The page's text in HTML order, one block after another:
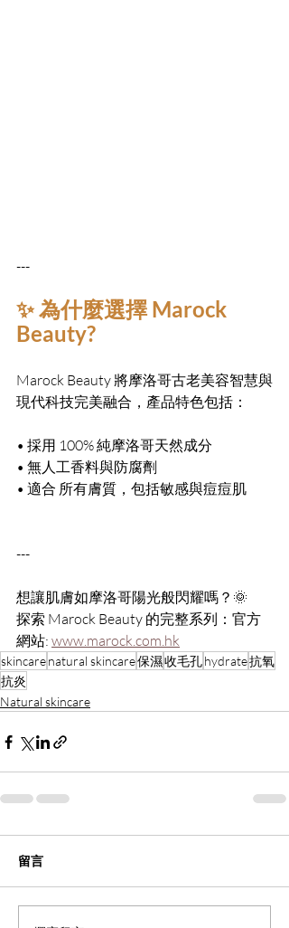
---
✨ 為什麼選擇 Marock
Beauty?
Marock Beauty 將摩洛哥古老美容智慧與
現代科技完美融合，產品特色包括：
• 採用 100% 純摩洛哥天然成分
• 無人工香料與防腐劑
• 適合 所有膚質，包括敏感與痘痘肌
---
想讓肌膚如摩洛哥陽光般閃耀嗎？🌞
探索 Marock Beauty 的完整系列：官方
網站: www.marock.com.hk
skincarenatural skincare保濕收毛孔hydrate抗氧
抗炎
Natural skincare
留言